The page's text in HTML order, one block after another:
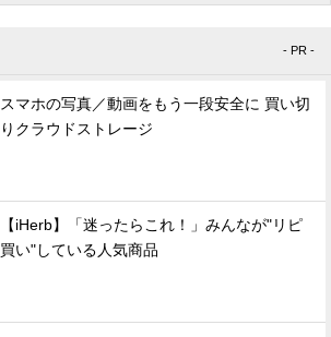
- PR -
スマホの写真／動画をもう一段安全に 買い切
りクラウドストレージ
【iHerb】「迷ったらこれ！」みんなが"リピ
買い"している人気商品